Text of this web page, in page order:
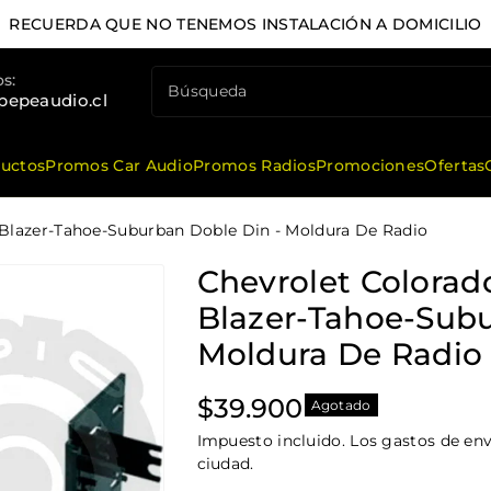
RECUERDA QUE NO TENEMOS INSTALACIÓN A DOMICILIO
Búsqueda
Promos Car AudioPromos RadiosPromocionesOfertas
Tahoe-Suburban Doble Din - Moldura De Radio
Chevrolet
Blazer-Tahoe-
Moldura De Radio
Precio
habitual
$39.900 Agotado
Impuesto incluido. Los gastos de
ciudad.